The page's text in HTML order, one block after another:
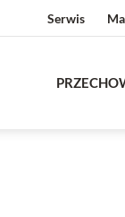
Serwis